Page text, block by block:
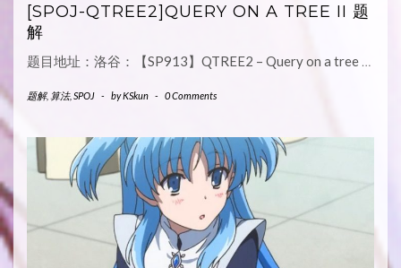
[SPOJ-QTREE2]QUERY ON A TREE II 题
解
题目地址：洛谷：【SP913】QTREE2 – Query on a tree
题解, 算法, SPOJ - byKSkun - 0 Comments